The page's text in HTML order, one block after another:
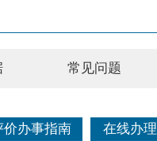
常见问题
在线办理
价办事指南